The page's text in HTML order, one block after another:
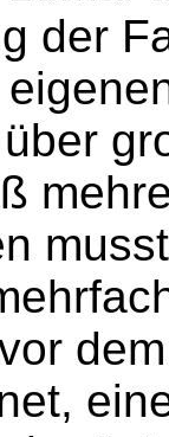
der